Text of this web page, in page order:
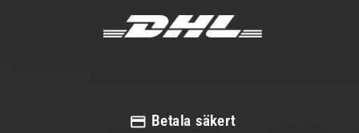
Betala säkert